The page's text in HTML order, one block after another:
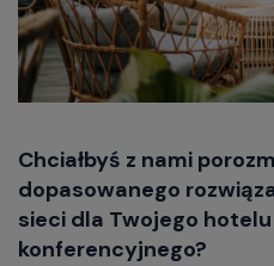
Chciałbyś z nami
dopasowanego
sieci dla Twojego
konferencyjnego?